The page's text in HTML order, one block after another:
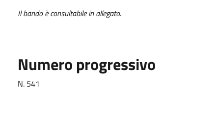
Il bando è consultabile in allegato.
Numero progressivo
N. 541